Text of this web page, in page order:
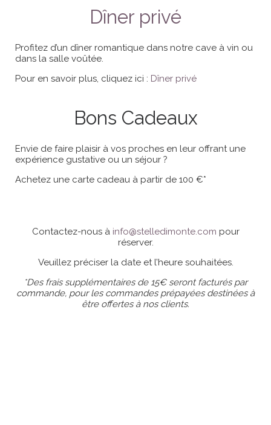
Dîner privé
Profitez d’un dîner romantique dans notre cave à vin ou
dans la salle voûtée.
Pour en savoir plus, cliquez ici : Dîner privé
Bons Cadeaux
Envie de faire plaisir à vos proches en leur offrant une
expérience gustative ou un séjour ?
Achetez une carte cadeau à partir de 100 €*
Contactez-nous à info@stelledimonte.com pour
réserver.
Veuillez préciser la date et l’heure souhaitées.
*Des frais supplémentaires de 15€ seront facturés par
commande, pour les commandes prépayées destinées à
être offertes à nos clients.